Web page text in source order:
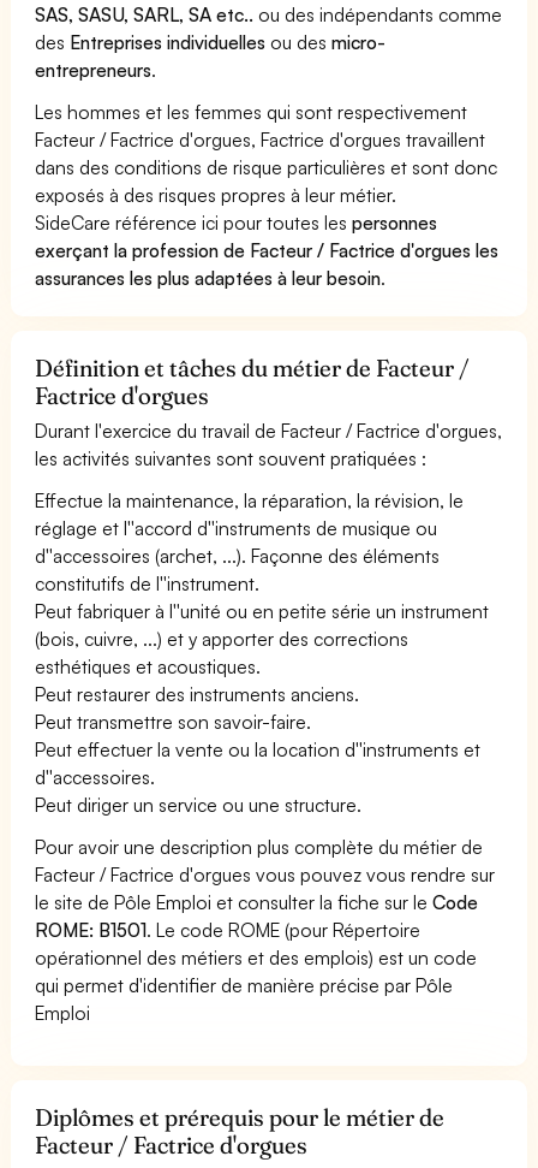
SAS, SASU, SARL, SA etc.. ou des indépendants comme
des Entreprises individuelles ou desmicro-
entrepreneurs.
Les hommes et les femmes qui sont respectivement
Facteur / Factrice d'orgues, Factrice d'orgues travaillent
dans des conditions de risque particulières et sont donc
exposés à des risques propres à leur métier.
SideCare référence ici pour toutes lespersonnes
exerçant la profession de Facteur / Factrice d'orgues les
assurances les plus adaptées à leur besoin.
Définition et tâches du métier de Facteur /
Factrice d'orgues
Durant l'exercice du travail de Facteur / Factrice d'orgues,
les activités suivantes sont souvent pratiquées :
Effectue la maintenance, la réparation, la révision, le
réglage et l''accord d''instruments de musique ou
d''accessoires (archet, ...). Façonne des éléments
constitutifs de l''instrument.
Peut fabriquer à l''unité ou en petite série un instrument
(bois, cuivre, ...) et y apporter des corrections
esthétiques et acoustiques.
Peut restaurer des instruments anciens.
Peut transmettre son savoir-faire.
Peut effectuer la vente ou la location d''instruments et
d''accessoires.
Peut diriger un service ou une structure.
Pour avoir une description plus complète du métier de
Facteur / Factrice d'orgues vous pouvez vous rendre sur
le site de Pôle Emploi et consulter la fiche sur leCode
ROME: B1501. Le code ROME (pour Répertoire
opérationnel des métiers et des emplois) est un code
qui permet d'identifier de manière précise par Pôle
Emploi
Diplômes et prérequis pour le métier de
Facteur / Factrice d'orgues